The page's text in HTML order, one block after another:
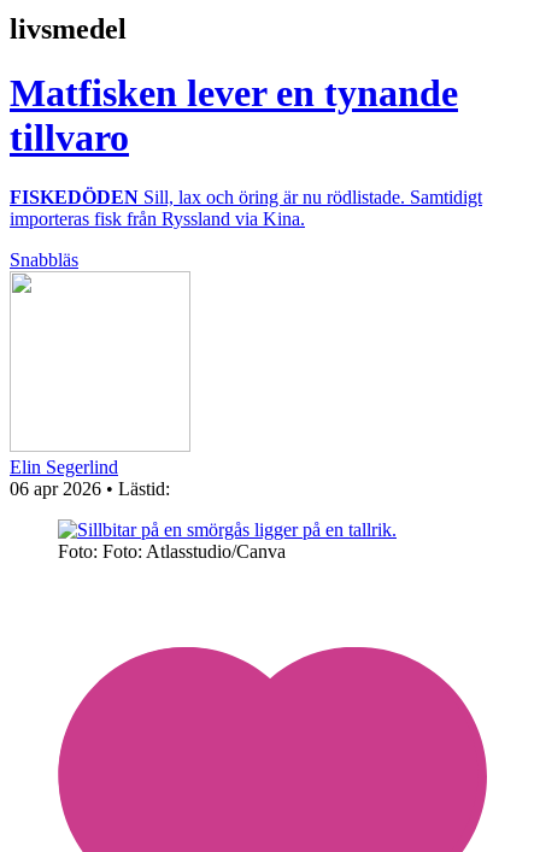
livsmedel
Matfisken lever en tynande
tillvaro
FISKEDÖDEN Sill, lax och öring är nu rödlistade. Samtidigt
importeras fisk från Ryssland via Kina.
Snabbläs
Elin Segerlind
06 apr 2026 • Lästid:
Foto: Foto: Atlasstudio/Canva